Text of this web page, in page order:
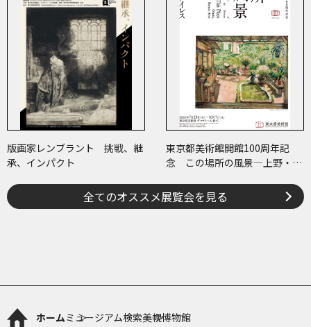
版画家レンブラント 挑戦、継
承、インパクト
東京都美術館開館100周年記
念 この場所の風景―上野・大
全てのオススメ展覧会を見る
ホームミュージアム検索美幌博物館